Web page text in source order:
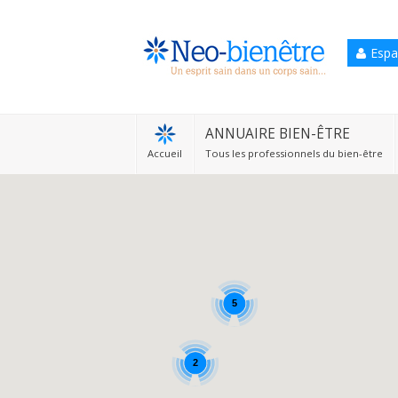
Accueil
ANNUAIRE BIEN-ÊTRE
Tous les professionnels du bien-être
5
2